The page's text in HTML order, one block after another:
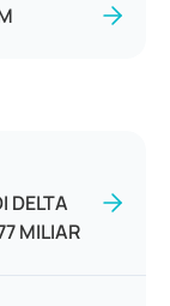
DELTA
MILIAR